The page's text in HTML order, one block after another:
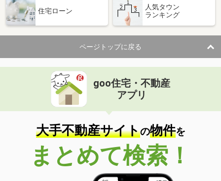
住 所
島根県出雲市平田町
専有面積 40.57m²
間取り
2DK
島根県大田市大田町大田
価 格
住 所
島根県大田市大田町大田
専有面積 36.25m²
間取り
1LDK
島根県松江市浜佐田町
価 格
6.90万円
島根県松江市浜佐田町
住宅ローン
人気タウン
ランキング
ページトップに戻る
goo住宅・不動産
アプリ
大手不動産サイトの物件を
まとめて検索！